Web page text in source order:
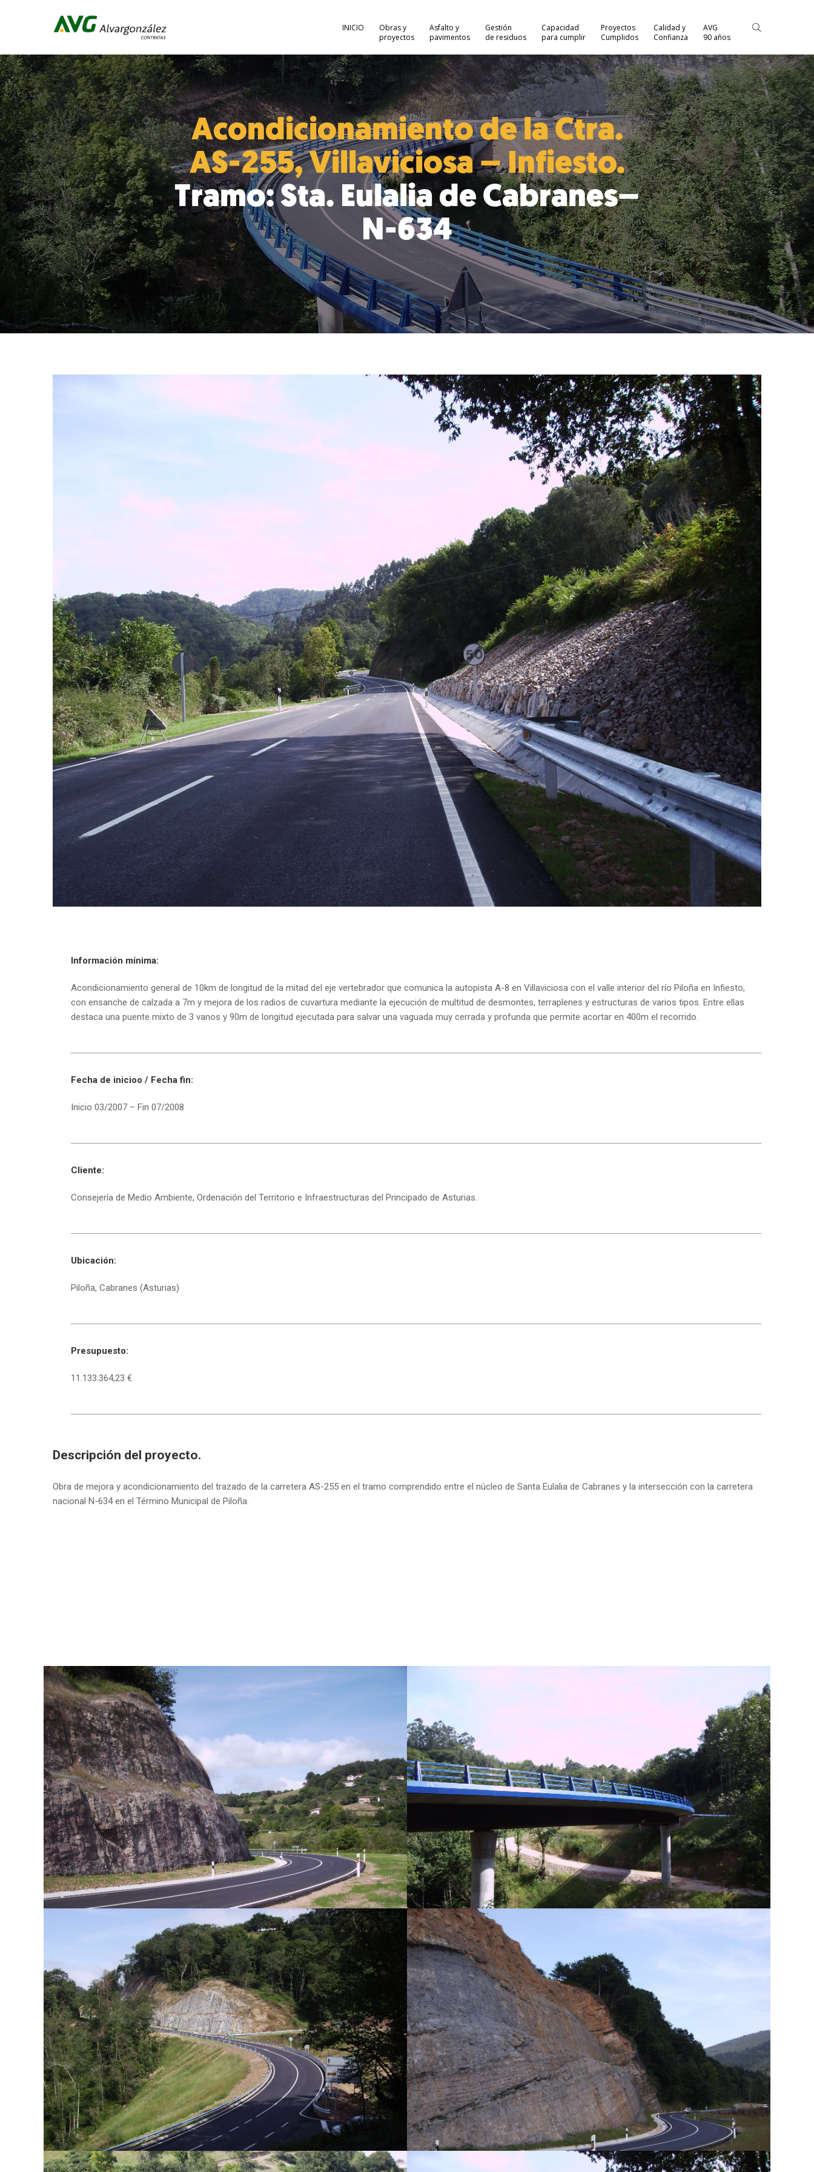
INICIO
Obras y
proyectos
Asfalto y
pavimentos
Gestión
de residuos
Capacidad
para cumplir
Proyectos
Cumplidos
Calidad y
Confianza
AVG
90 años
Acondicionamiento de la Ctra.
AS-255, Villaviciosa – Infiesto.
Tramo: Sta. Eulalia de Cabranes–
N-634
Información mínima:
Acondicionamiento general de 10km de longitud de la mitad del eje vertebrador que comunica la autopista A-8 en Villaviciosa con el valle interior del río Piloña en Infiesto,
con ensanche de calzada a 7m y mejora de los radios de cuvartura mediante la ejecución de multitud de desmontes, terraplenes y estructuras de varios tipos. Entre ellas
destaca una puente mixto de 3 vanos y 90m de longitud ejecutada para salvar una vaguada muy cerrada y profunda que permite acortar en 400m el recorrido.
Fecha de inicioo / Fecha fin:
Inicio 03/2007 – Fin 07/2008
Cliente:
Consejería de Medio Ambiente, Ordenación del Territorio e Infraestructuras del Principado de Asturias.
Ubicación:
Piloña, Cabranes (Asturias)
Presupuesto:
11.133.364,23 €
Descripción del proyecto.
Obra de mejora y acondicionamiento del trazado de la carretera AS-255 en el tramo comprendido entre el núcleo de Santa Eulalia de Cabranes y la intersección con la carretera
nacional N-634 en el Término Municipal de Piloña.